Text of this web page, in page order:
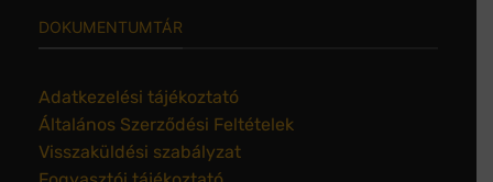
DOKUMENTUMTÁR
Adatkezelési tájékoztató
Általános Szerződési Feltételek
Visszaküldési szabályzat